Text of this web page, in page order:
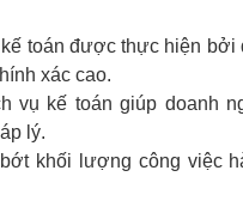
toán được thực hiện bởi
xác cao.
vụ kế toán giúp doanh
lý.
khối lượng công việc